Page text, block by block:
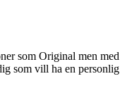
som Original men med
som vill ha en personlig